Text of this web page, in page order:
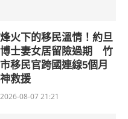
烽火下的移民溫情！約旦
博士妻女居留險過期 竹
市移民官跨國連線5個月
神救援
2026-08-07 21:21